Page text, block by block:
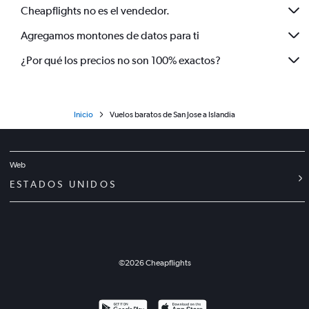
Cheapflights no es el vendedor.
Agregamos montones de datos para ti
¿Por qué los precios no son 100% exactos?
Inicio Vuelos baratos de San Jose a Islandia
Web
ESTADOS UNIDOS
©2026Cheapflights